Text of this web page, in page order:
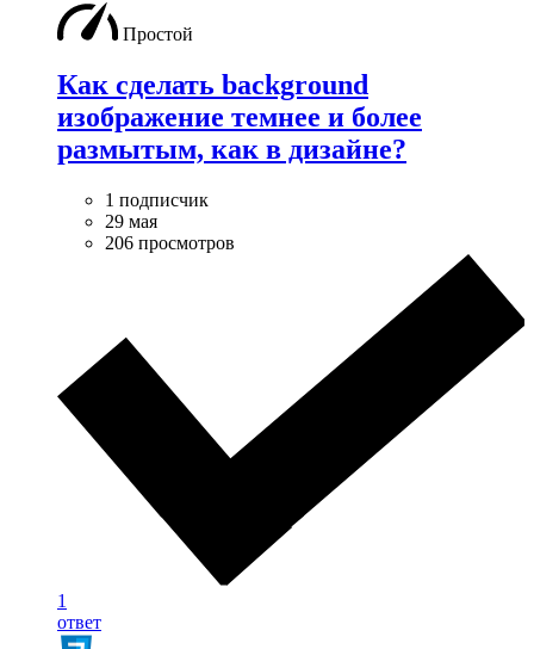
Простой
Как сделать background
изображение темнее и более
размытым, как в дизайне?
1 подписчик
29 мая
206 просмотров
1
ответ